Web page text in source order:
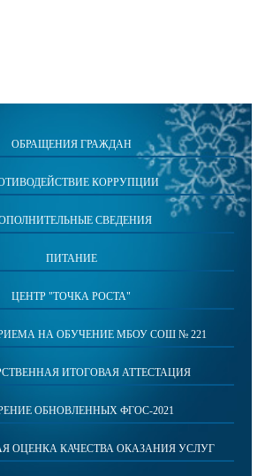
ОБРАЩЕНИЯ ГРАЖДАН
КОРРУПЦИИ
СВЕДЕНИЯ
ПИТАНИЕ
ЦЕНТР "ТОЧКА РОСТА"
НА ОБУЧЕНИЕ МБОУ СОШ № 221
ИТОГОВАЯ АТТЕСТАЦИЯ
ОБНОВЛЕННЫХ ФГОС-2021
ОЦЕНКА КАЧЕСТВА ОКАЗАНИЯ УСЛУГ